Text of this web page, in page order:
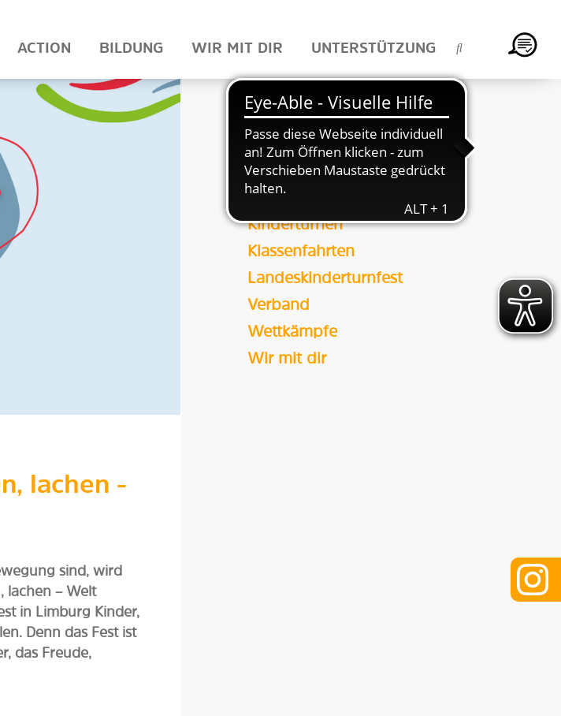
ACTION BILDUNG WIR MIT DIR UNTERSTÜTZUNG
lachen -
sind, wird
lachen – Welt
in Limburg Kinder,
Denn das Fest ist
das Freude,
Bildung
Camps & Freizeiten
HTJ-Vorstand
HTV
Kinderturnen
Klassenfahrten
Landeskinderturnfest
Verband
Wettkämpfe
Wir mit dir